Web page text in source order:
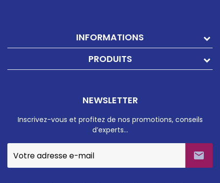
INFORMATIONS
PRODUITS
NEWSLETTER
Inscrivez-vous et profitez de nos promotions, conseils
d’experts…
